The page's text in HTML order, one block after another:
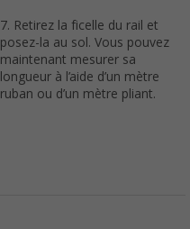
7. Retirez la ficelle du rail et
posez-la au sol. Vous pouvez
maintenant mesurer sa
longueur à l’aide d’un mètre
ruban ou d’un mètre pliant.